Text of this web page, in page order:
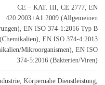
CE – KAT. III, CE 2777, EN
420:2003+A1:2009 (Allgemeinen
EN ISO 374-1:2016 Typ B
(Chemikalien), EN ISO 374-4:2013
Mikroorganismen), EN ISO
374-5:2016 (Bakterien/Viren)
Körpernahe Dienstleistung,